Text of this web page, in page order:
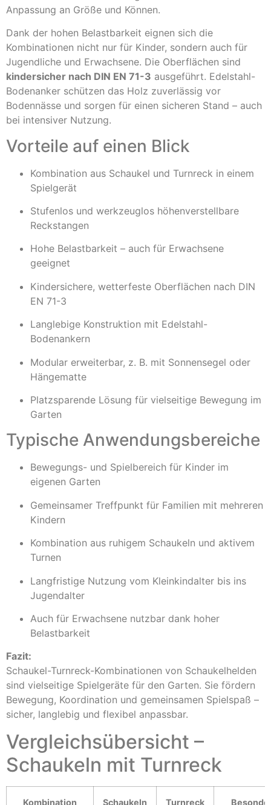
Anpassung an Größe und Können.
Dank der hohen Belastbarkeit eignen sich die
Kombinationen nicht nur für Kinder, sondern auch für
Jugendliche und Erwachsene. Die Oberflächen sind
kindersicher nach DIN EN 71-3 ausgeführt. Edelstahl-
Bodenanker schützen das Holz zuverlässig vor
Bodennässe und sorgen für einen sicheren Stand – auch
bei intensiver Nutzung.
Vorteile auf einen Blick
Kombination aus Schaukel und Turnreck in einem
Spielgerät
Stufenlos und werkzeuglos höhenverstellbare
Reckstangen
Hohe Belastbarkeit – auch für Erwachsene
geeignet
Kindersichere, wetterfeste Oberflächen nach DIN
EN 71-3
Langlebige Konstruktion mit Edelstahl-
Bodenankern
Modular erweiterbar, z. B. mit Sonnensegel oder
Hängematte
Platzsparende Lösung für vielseitige Bewegung im
Garten
Typische Anwendungsbereiche
Bewegungs- und Spielbereich für Kinder im
eigenen Garten
Gemeinsamer Treffpunkt für Familien mit mehreren
Kindern
Kombination aus ruhigem Schaukeln und aktivem
Turnen
Langfristige Nutzung vom Kleinkindalter bis ins
Jugendalter
Auch für Erwachsene nutzbar dank hoher
Belastbarkeit
Fazit:
Schaukel-Turnreck-Kombinationen von Schaukelhelden
sind vielseitige Spielgeräte für den Garten. Sie fördern
Bewegung, Koordination und gemeinsamen Spielspaß –
sicher, langlebig und flexibel anpassbar.
Vergleichsübersicht –
Schaukeln mit Turnreck
Kombination Schaukeln Turnreck